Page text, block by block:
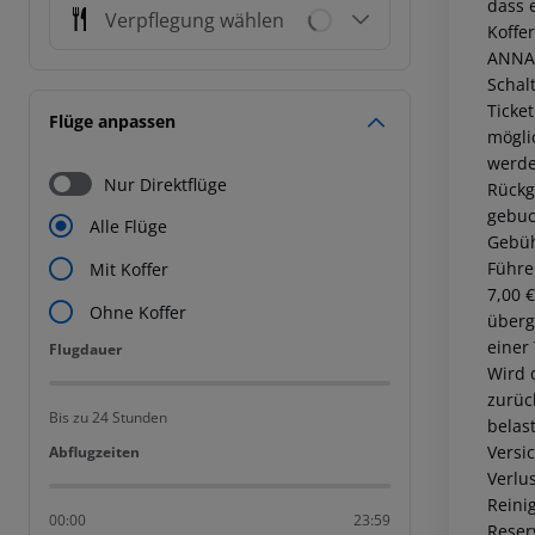
Verpflegung wählen
Flüge anpassen
Nur Direktflüge
Alle Flüge
Mit Koffer
Ohne Koffer
Flugdauer
Flugdauer
Bis zu 24 Stunden
Abflugzeiten
Abflugzeiten
00:00 23:59
dass
7,00
einer
Wird